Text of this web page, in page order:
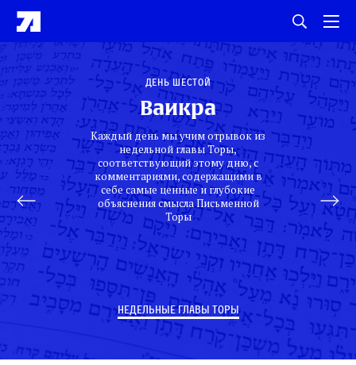
День шестой
Ваикра
Каждый день мы учим отрывок из
недельной главы Торы,
соответствующий этому дню, с
комментариями, содержащими в
себе самые ценные и глубокие
объяснения смысла Письменной
Торы
НЕДЕЛЬНЫЕ ГЛАВЫ ТОРЫ